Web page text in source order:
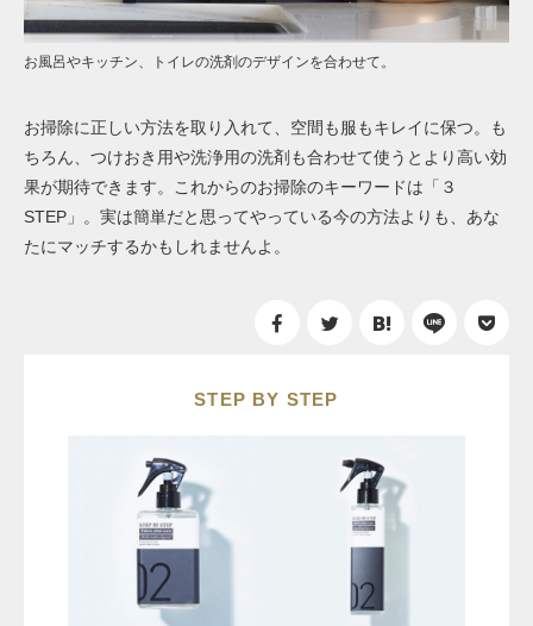
お風呂やキッチン、トイレの洗剤のデザインを合わせて。
お掃除に正しい方法を取り入れて、空間も服もキレイに保つ。も
ちろん、 つけおき用や洗浄用の洗剤も合わせて使うとより高い効
果が期待できます。これからのお掃除のキーワードは「３
STEP」。実は簡単だと思ってやっている今の方法よりも、あな
たにマッチするかもしれませんよ。
STEP BY STEP